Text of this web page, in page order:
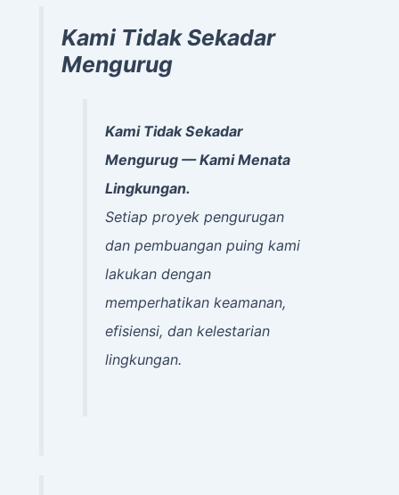
Kami Tidak Sekadar
Mengurug
Kami Tidak Sekadar
Mengurug — Kami Menata
Lingkungan.
Setiap proyek pengurugan
dan pembuangan puing kami
lakukan dengan
memperhatikan keamanan,
efisiensi, dan kelestarian
lingkungan.